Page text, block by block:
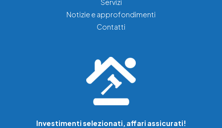
Servizi
Notizie e approfondimenti
Contatti
Investimenti selezionati, affari assicurati!